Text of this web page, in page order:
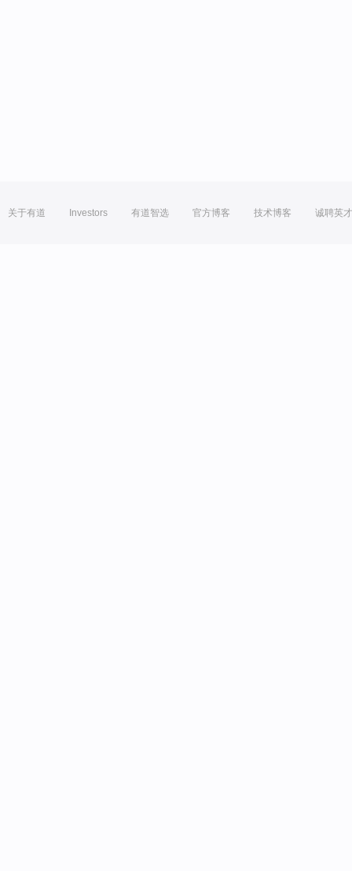
关于有道 Investors 有道智选 官方博客 技术博客 诚聘英才